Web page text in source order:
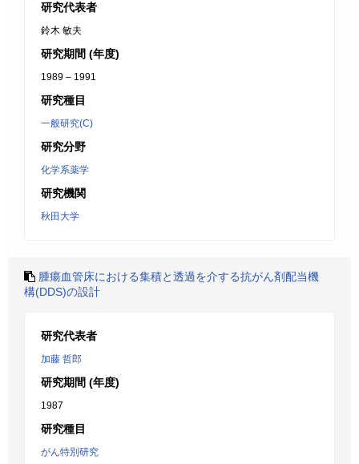
研究代表者
鈴木 敏夫
研究期間 (年度)
1989 – 1991
研究種目
一般研究(C)
研究分野
化学系薬学
研究機関
秋田大学
腫瘍血管床における集積と透過を介する抗がん剤配当機
構(DDS)の設計
研究代表者
加藤 哲郎
研究期間 (年度)
1987
研究種目
がん特別研究